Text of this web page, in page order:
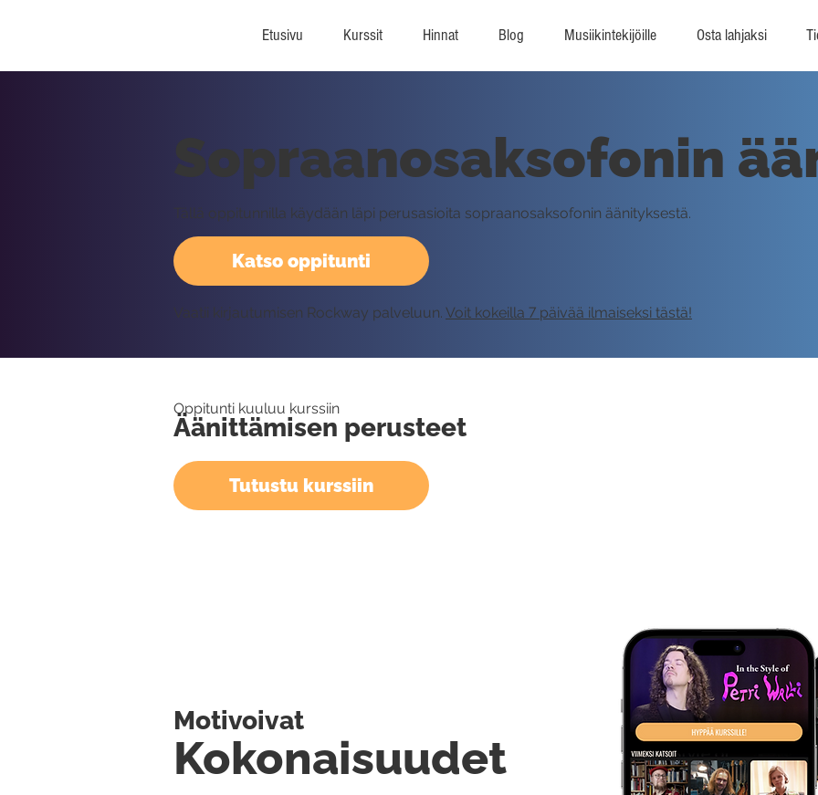
Etusivu Kurssit Hinnat Blog Musiikintekijöille Osta lahjaksi
Katso oppitunti
Sopraanosaksofonin
Tällä oppitunnilla käydään läpi perusasioita sopraanosaksofonin äänityksestä.
Vaatii kirjautumisen Rockway palveluun. Voit kokeilla 7 päivää ilmaiseksi tästä!
Oppitunti kuuluu kurssiin
Äänittämisen perusteet
Tutustu kurssiin
Kokonaisuudet
Motivoivat